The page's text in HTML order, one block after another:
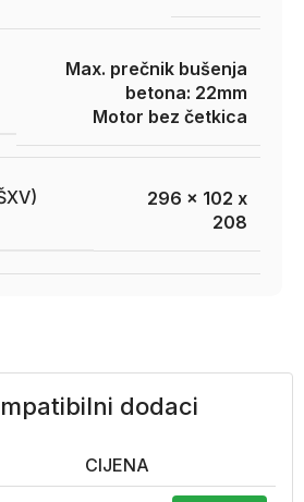
Max. prečnik bušenja
betona: 22mm
Motor bez četkica
296 x 102 x
208
dodaci
CIJENA